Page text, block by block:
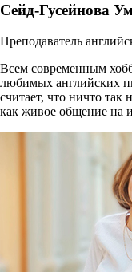
Сейд-Гусейнова
Преподаватель
Всем современным
любимых английских
считает, что ничто так
как живое общение на